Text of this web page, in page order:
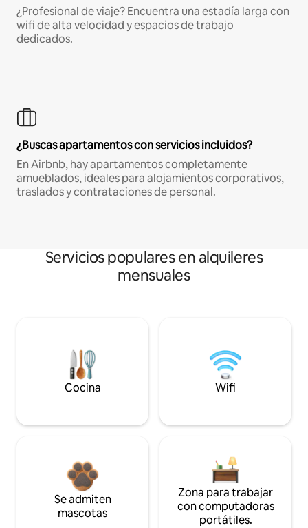
¿Profesional de viaje? Encuentra una estadía larga con
wifi de alta velocidad y espacios de trabajo
dedicados.
¿Buscas apartamentos con servicios incluidos?
En Airbnb, hay apartamentos completamente
amueblados, ideales para alojamientos corporativos,
traslados y contrataciones de personal.
Servicios populares en alquileres
mensuales
Cocina Wifi
Se admiten
mascotas
Zona para trabajar
con computadoras
portátiles.